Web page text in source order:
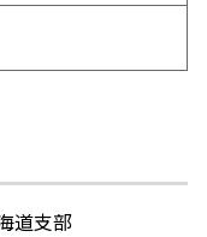
道支部